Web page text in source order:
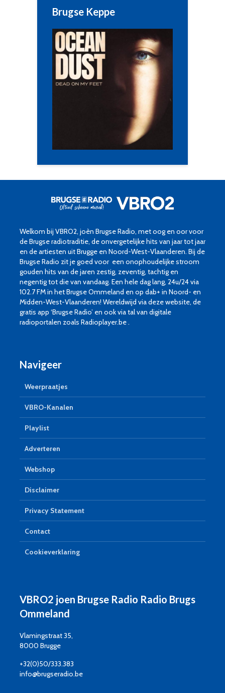
Brugse Keppe
Welkom bij VBRO2, joèn Brugse Radio, met oog en oor voor
de Brugse radiotraditie, de onvergetelijke hits van jaar tot jaar
en de artiesten uit Brugge en Noord-West-Vlaanderen. Bij de
Brugse Radio zit je goed voor een onophoudelijke stroom
gouden hits van de jaren zestig, zeventig, tachtig en
negentig tot die van vandaag. Een hele dag lang, 24u/24 via
102.7 FM in het Brugse Ommeland en op dab+ in Noord- en
Midden-West-Vlaanderen! Wereldwijd via deze website, de
gratis app ‘Brugse Radio’ en ook via tal van digitale
radioportalen zoals Radioplayer.be .
Navigeer
Weerpraatjes
VBRO-Kanalen
Playlist
Adverteren
Webshop
Disclaimer
Privacy Statement
Contact
Cookieverklaring
VBRO2 joen Brugse Radio Radio Brugs
Ommeland
Vlamingstraat 35,
8000 Brugge
+32(0)50/333.383
info@brugseradio.be